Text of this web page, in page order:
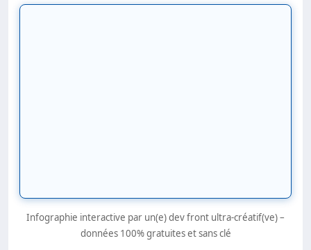
Infographie interactive par un(e) dev front ultra-créatif(ve) –
données 100% gratuites et sans clé